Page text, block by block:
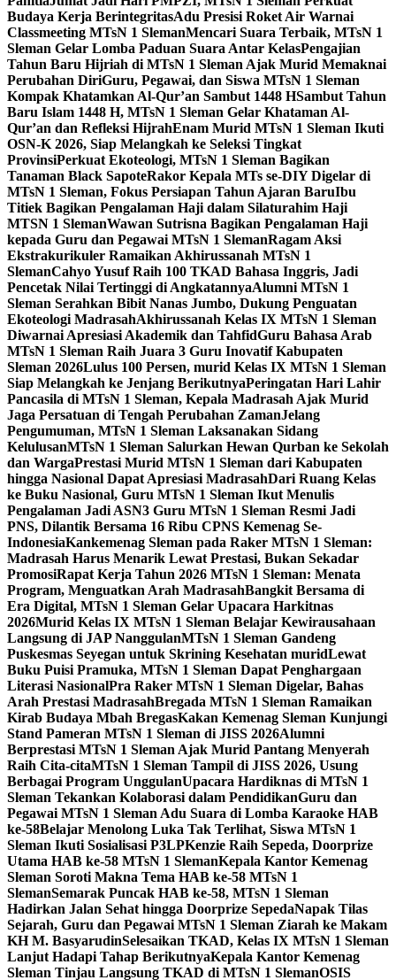
Budaya Kerja BerintegritasAdu Presisi Roket Air Warnai
Classmeeting MTsN 1 SlemanMencari Suara Terbaik, MTsN 1
Sleman Gelar Lomba Paduan Suara Antar KelasPengajian
Tahun Baru Hijriah di MTsN 1 Sleman Ajak Murid Memaknai
Perubahan DiriGuru, Pegawai, dan Siswa MTsN 1 Sleman
Kompak Khatamkan Al-Qur’an Sambut 1448 HSambut Tahun
Baru Islam 1448 H, MTsN 1 Sleman Gelar Khataman Al-
Qur’an dan Refleksi HijrahEnam Murid MTsN 1 Sleman Ikuti
OSN-K 2026, Siap Melangkah ke Seleksi Tingkat
ProvinsiPerkuat Ekoteologi, MTsN 1 Sleman Bagikan
Tanaman Black SapoteRakor Kepala MTs se-DIY Digelar di
MTsN 1 Sleman, Fokus Persiapan Tahun Ajaran BaruIbu
Titiek Bagikan Pengalaman Haji dalam Silaturahim Haji
MTSN 1 SlemanWawan Sutrisna Bagikan Pengalaman Haji
kepada Guru dan Pegawai MTsN 1 SlemanRagam Aksi
Ekstrakurikuler Ramaikan Akhirussanah MTsN 1
SlemanCahyo Yusuf Raih 100 TKAD Bahasa Inggris, Jadi
Pencetak Nilai Tertinggi di AngkatannyaAlumni MTsN 1
Sleman Serahkan Bibit Nanas Jumbo, Dukung Penguatan
Ekoteologi MadrasahAkhirussanah Kelas IX MTsN 1 Sleman
Diwarnai Apresiasi Akademik dan TahfidGuru Bahasa Arab
MTsN 1 Sleman Raih Juara 3 Guru Inovatif Kabupaten
Sleman 2026Lulus 100 Persen, murid Kelas IX MTsN 1 Sleman
Siap Melangkah ke Jenjang BerikutnyaPeringatan Hari Lahir
Pancasila di MTsN 1 Sleman, Kepala Madrasah Ajak Murid
Jaga Persatuan di Tengah Perubahan ZamanJelang
Pengumuman, MTsN 1 Sleman Laksanakan Sidang
KelulusanMTsN 1 Sleman Salurkan Hewan Qurban ke Sekolah
dan WargaPrestasi Murid MTsN 1 Sleman dari Kabupaten
hingga Nasional Dapat Apresiasi MadrasahDari Ruang Kelas
ke Buku Nasional, Guru MTsN 1 Sleman Ikut Menulis
Pengalaman Jadi ASN3 Guru MTsN 1 Sleman Resmi Jadi
PNS, Dilantik Bersama 16 Ribu CPNS Kemenag Se-
IndonesiaKankemenag Sleman pada Raker MTsN 1 Sleman:
Madrasah Harus Menarik Lewat Prestasi, Bukan Sekadar
PromosiRapat Kerja Tahun 2026 MTsN 1 Sleman: Menata
Program, Menguatkan Arah MadrasahBangkit Bersama di
Era Digital, MTsN 1 Sleman Gelar Upacara Harkitnas
2026Murid Kelas IX MTsN 1 Sleman Belajar Kewirausahaan
Langsung di JAP NanggulanMTsN 1 Sleman Gandeng
Puskesmas Seyegan untuk Skrining Kesehatan muridLewat
Buku Puisi Pramuka, MTsN 1 Sleman Dapat Penghargaan
Literasi NasionalPra Raker MTsN 1 Sleman Digelar, Bahas
Arah Prestasi MadrasahBregada MTsN 1 Sleman Ramaikan
Kirab Budaya Mbah BregasKakan Kemenag Sleman Kunjungi
Stand Pameran MTsN 1 Sleman di JISS 2026Alumni
Berprestasi MTsN 1 Sleman Ajak Murid Pantang Menyerah
Raih Cita-citaMTsN 1 Sleman Tampil di JISS 2026, Usung
Berbagai Program UnggulanUpacara Hardiknas di MTsN 1
Sleman Tekankan Kolaborasi dalam PendidikanGuru dan
Pegawai MTsN 1 Sleman Adu Suara di Lomba Karaoke HAB
ke-58Belajar Menolong Luka Tak Terlihat, Siswa MTsN 1
Sleman Ikuti Sosialisasi P3LPKenzie Raih Sepeda, Doorprize
Utama HAB ke-58 MTsN 1 SlemanKepala Kantor Kemenag
Sleman Soroti Makna Tema HAB ke-58 MTsN 1
SlemanSemarak Puncak HAB ke-58, MTsN 1 Sleman
Hadirkan Jalan Sehat hingga Doorprize SepedaNapak Tilas
Sejarah, Guru dan Pegawai MTsN 1 Sleman Ziarah ke Makam
KH M. BasyarudinSelesaikan TKAD, Kelas IX MTsN 1 Sleman
Lanjut Hadapi Tahap BerikutnyaKepala Kantor Kemenag
Sleman Tinjau Langsung TKAD di MTsN 1 SlemanOSIS